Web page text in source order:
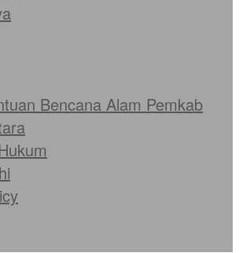
Bencana Alam Pemkab